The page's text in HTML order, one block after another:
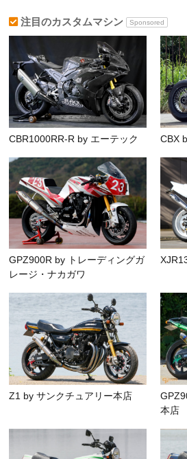
注目のカスタムマシン Sponsored
CBR1000RR-R by エーテック CBX
GPZ900R by トレーディングガ
レージ・ナカガワ
Z1 by サンクチュアリー本店
本店